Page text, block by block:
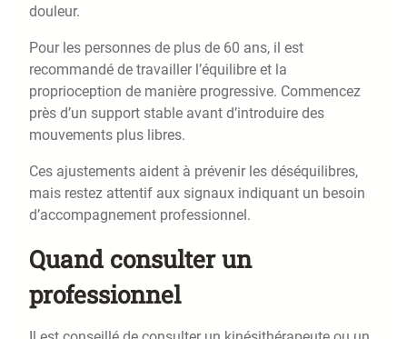
douleur.
Pour les personnes de plus de 60 ans, il est
recommandé de travailler l’équilibre et la
proprioception de manière progressive. Commencez
près d’un support stable avant d’introduire des
mouvements plus libres.
Ces ajustements aident à prévenir les déséquilibres,
mais restez attentif aux signaux indiquant un besoin
d’accompagnement professionnel.
Quand consulter un
professionnel